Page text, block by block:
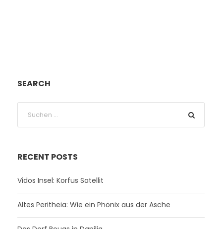
SEARCH
RECENT POSTS
Vidos Insel: Korfus Satellit
Altes Peritheia: Wie ein Phönix aus der Asche